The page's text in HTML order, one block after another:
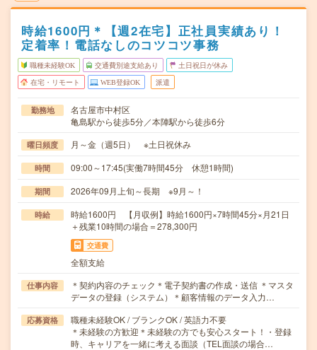
時給1600円＊【週2在宅】正社員実績あり！
定着率！電話なしのコツコツ事務
職種未経験OK 交通費別途支給あり 土日祝日が休み
在宅・リモート WEB登録OK 派遣
勤務地
名古屋市中村区
亀島駅から徒歩5分／本陣駅から徒歩6分
曜日頻度 月～金（週5日） ※土日祝休み
時間 09:00～17:45(実働7時間45分 休憩1時間)
期間 2026年09月上旬～長期 ※9月～！
時給
時給1600円 【月収例】時給1600円×7時間45分×月21日
＋残業10時間の場合＝278,300円
交通費
全額支給
仕事内容
＊契約内容のチェック＊電子契約書の作成・送信 ＊マスタ
データの登録（システム）＊顧客情報のデータ入力…
応募資格
職種未経験OK / ブランクOK / 英語力不要
＊未経験の方歓迎＊未経験の方でも安心スタート！・登録
時、キャリアを一緒に考える面談（TEL面談の場合…